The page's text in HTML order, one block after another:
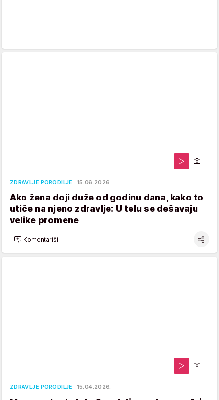
ZDRAVLJE PORODILJE 15.06.2026.
Ako žena doji duže od godinu dana, kako to
utiče na njeno zdravlje: U telu se dešavaju
velike promene
Komentariši
ZDRAVLJE PORODILJE 15.04.2026.